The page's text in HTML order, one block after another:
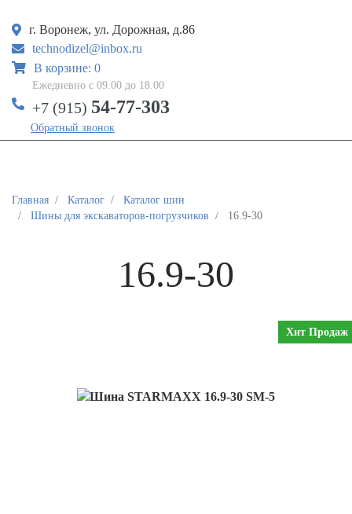
г. Воронеж, ул. Дорожная, д.86
technodizel@inbox.ru
В корзине: 0
Ежедневно с 09.00 до 18.00
+7 (915) 54-77-303
Обратный звонок
Главная Каталог
Каталог шин
Шины для экскаваторов-погрузчиков
16.9-30
16.9-30
Хит Продаж